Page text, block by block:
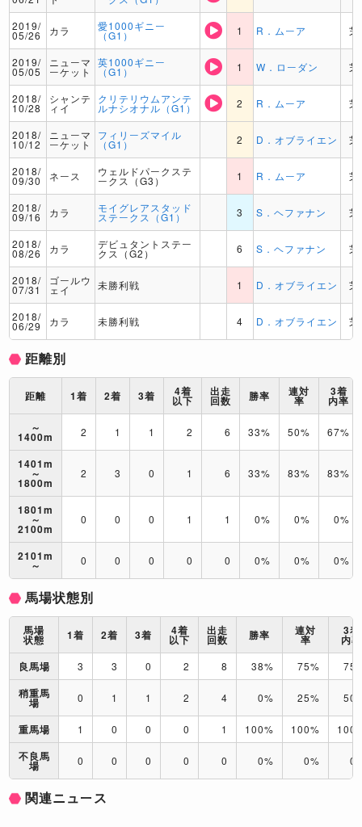
2019/
05/26 カラ 愛1000ギニー
（G1） 1 R．ムーア 芝
2019/
05/05
ニューマ
ーケット
英1000ギニー
（G1） 1 W．ローダン 芝
2018/
10/28
シャンテ
ィイ
クリテリウムアンテ
ルナシオナル（G1） 2 R．ムーア 芝
2018/
10/12
ニューマ
ーケット
フィリーズマイル
（G1） 2 D．オブライエン 芝
2018/
09/30 ネース ウェルドパークステ
ークス（G3） 1 R．ムーア 芝
2018/
09/16 カラ モイグレアスタッド
ステークス（G1） 3 S．ヘファナン 芝
2018/
08/26 カラ デビュタントステー
クス（G2） 6 S．ヘファナン 芝
2018/
07/31
ゴールウ
ェイ 未勝利戦 1 D．オブライエン 芝
2018/
06/29 カラ 未勝利戦 4 D．オブライエン 芝
距離別
距離 1着 2着 3着 4着
以下
出走
回数 勝率 連対
率
3着
内率
～
1400m 2 1 1 2 6 33% 50% 67%
1401m
～
1800m
2 3 0 1 6 33% 83% 83%
1801m
～
2100m
0 0 0 1 1 0% 0% 0%
2101m
～ 0 0 0 0 0 0% 0% 0%
馬場状態別
馬場
状態 1着 2着 3着 4着
以下
出走
回数 勝率 連対
率
3着
内率
良馬場
3 3 0 2 8 38% 75%
稍重馬
場 0 1 1 2 4 0% 25%
重馬場 1 0 0 0 1 100% 100%
不良馬
場 0 0 0 0 0 0% 0%
関連ニュース